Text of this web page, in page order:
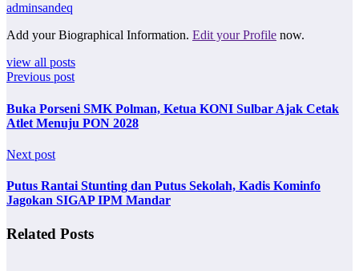
adminsandeq
Add your Biographical Information. Edit your Profile now.
view all posts
Previous post
Buka Porseni SMK Polman, Ketua KONI Sulbar Ajak Cetak
Atlet Menuju PON 2028
Next post
Putus Rantai Stunting dan Putus Sekolah, Kadis Kominfo
Jagokan SIGAP IPM Mandar
Related Posts